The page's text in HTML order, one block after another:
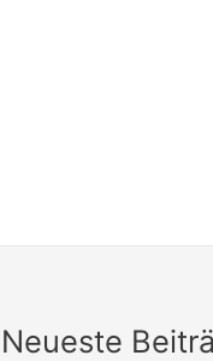
Neueste